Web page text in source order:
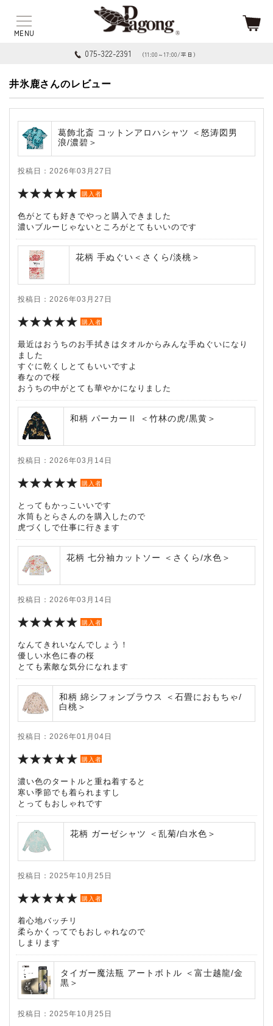
075-322-2391 （11:00～17:00/平日）
井氷鹿さんのレビュー
葛飾北斎 コットンアロハシャツ ＜怒涛図男
浪/濃碧＞
投稿日：2026年03月27日
購入者
色がとても好きでやっと購入できました
濃いブルーじゃないところがとてもいいのです
花柄 手ぬぐい＜さくら/淡桃＞
投稿日：2026年03月27日
購入者
最近はおうちのお手拭きはタオルからみんな手ぬぐいになり
ました
すぐに乾くしとてもいいですよ
春なので桜
おうちの中がとても華やかになりました
和柄 パーカーⅡ ＜竹林の虎/黒黄＞
投稿日：2026年03月14日
購入者
とってもかっこいいです
水筒もとらさんのを購入したので
虎づくしで仕事に行きます
花柄 七分袖カットソー ＜さくら/水色＞
投稿日：2026年03月14日
購入者
なんてきれいなんでしょう！
優しい水色に春の桜
とても素敵な気分になれます
和柄 綿シフォンブラウス ＜石畳におもちゃ/
白桃＞
投稿日：2026年01月04日
購入者
濃い色のタートルと重ね着すると
寒い季節でも着られますし
とってもおしゃれです
花柄 ガーゼシャツ ＜乱菊/白水色＞
投稿日：2025年10月25日
購入者
着心地バッチリ
柔らかくってでもおしゃれなので
しまります
タイガー魔法瓶 アートボトル ＜富士越龍/金
黒＞
投稿日：2025年10月25日